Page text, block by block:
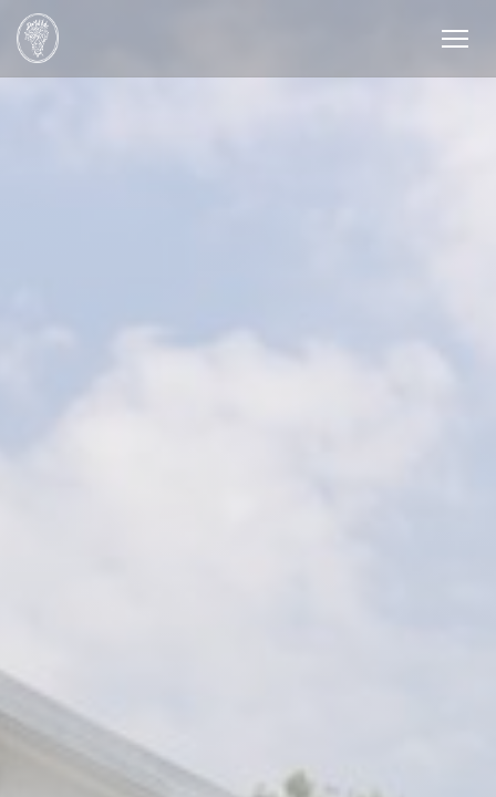
Personalizzazione delle tue scelte sui cookie